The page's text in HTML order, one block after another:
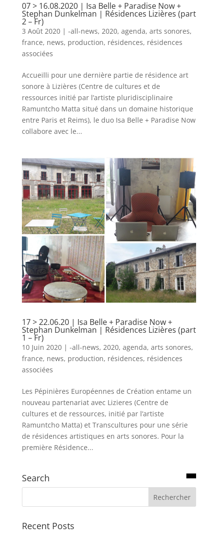
07 > 16.08.2020 | Isa Belle + Paradise Now +
Stephan Dunkelman | Résidences Lizières (part
2 – Fr)
3 Août 2020| -all-news, 2020, agenda, arts sonores,
france, news, production, résidences, résidences
associées
Accueilli pour une dernière partie de résidence art
sonore à Lizières (Centre de cultures et de
ressources initié par l’artiste pluridisciplinaire
Ramuntcho Matta situé dans un domaine historique
entre Paris et Reims), le duo Isa Belle + Paradise Now
collabore avec le...
17 > 22.06.20 | Isa Belle + Paradise Now +
Stephan Dunkelman | Résidences Lizières (part
1 – Fr)
10 Juin 2020| -all-news, 2020, agenda, arts sonores,
france, news, production, résidences, résidences
associées
Les Pépinières Européennes de Création entame un
nouveau partenariat avec Lizieres (Centre de
cultures et de ressources, initié par l’artiste
Ramuntcho Matta) et Transcultures pour une série
de résidences artistiques en arts sonores. Pour la
première Résidence...
Search
Recent Posts